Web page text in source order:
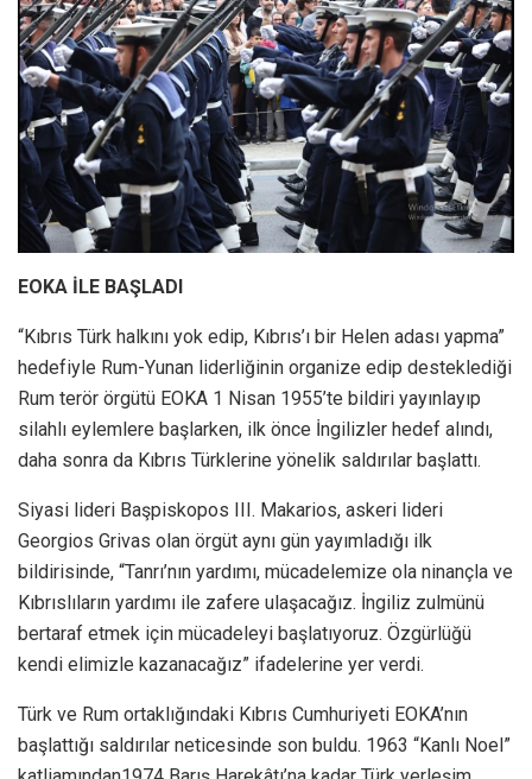
EOKA İLE BAŞLADI
“Kıbrıs Türk halkını yok edip, Kıbrıs’ı bir Helen adası yapma”
hedefiyle Rum-Yunan liderliğinin organize edip desteklediği
Rum terör örgütü EOKA 1 Nisan 1955’te bildiri yayınlayıp
silahlı eylemlere başlarken, ilk önce İngilizler hedef alındı,
daha sonra da Kıbrıs Türklerine yönelik saldırılar başlattı.
Siyasi lideri Başpiskopos III. Makarios, askeri lideri
Georgios Grivas olan örgüt aynı gün yayımladığı ilk
bildirisinde, “Tanrı’nın yardımı, mücadelemize ola ninançla ve
Kıbrıslıların yardımı ile zafere ulaşacağız. İngiliz zulmünü
bertaraf etmek için mücadeleyi başlatıyoruz. Özgürlüğü
kendi elimizle kazanacağız” ifadelerine yer verdi.
Türk ve Rum ortaklığındaki Kıbrıs Cumhuriyeti EOKA’nın
başlattığı saldırılar neticesinde son buldu. 1963 “Kanlı Noel”